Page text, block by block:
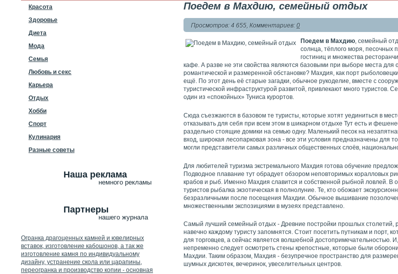
Поедем в Махдию, семейный отдых
Просмотров: 4 655, Комментариев: 0
Поедем в Махдию, семейный
солнца, тёплого моря, песочных
гостиниц и множества
кафе. А разве не эти свойства являются базовыми при выборе места для
романтической и размеренной обстановке? Махдия, как порт
ещё. По этот день её старые загадки, обычное рукоделие, вместе с
туристической инфраструктурой развитой, привлекают много туристов.
один из «спокойных» Туниса курортов.
Сюда съезжаются в базовом те туристы, которые хотят уединиться в
отказывать для себя при всем этом в шикарном отдыхе Тут есть и
раздельно стоящие домики на семью одну. Маленький песок на
вход, широкая лесопарковая зона - все эти условия предназначены для
могли представители самых различных общественных слоёв,
Для любителей туризма экстремального Махдия готова обучение
Подводное плавание тут обрадует обзором неповторимых коралловых
крабов и рыб. Именно Махдия славится и собственной рыбной ловлей. В
туристов рыбалка экзотическая в полнолуние. Те, кто обожает
безразличными после посещения Махдии. Обычное вышивание
множественными экспозициями в музеях представлено.
Самый лучший семейный отдых - Древние постройки прошлых столетий,
навечно каждому туристу запомнятся. Стоит посетить путникам и порт,
для торговцев, а сейчас является волшебной достопримечательностью.
непременно следует осмотреть стены крепостные, которые были
Махдии. Таким образом, Махдия - безупречное пространство для
шумных дискотек, вечеринок, увеселительных центров.
Красота
Здоровье
Диета
Мода
Семья
Любовь и секс
Карьера
Отдых
Хобби
Спорт
Кулинария
Разные советы
Наша реклама
немного рекламы
Партнеры
нашего журнала
Огранка драгоценных камней и ювелирных
вставок, изготовление кабошонов, а так же
изготовление камня по индивидуальному
дизайну, устранение скола или царапины,
переогранка и производство копии - основная